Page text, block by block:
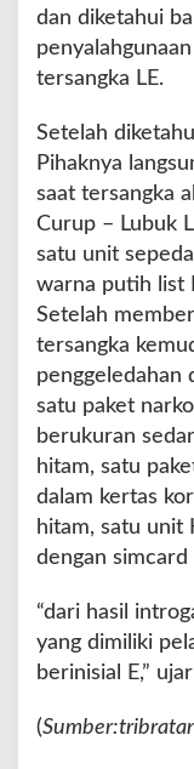
dan diketahui
tersangka LE.
Setelah
Pihaknya
saat tersangka
Curup – Lubuk
satu unit
warna putih list
Setelah
tersangka
penggeledahan
satu paket
berukuran
hitam, satu
dalam kertas
hitam, satu unit
dengan simcard
“dari hasil
yang dimiliki
berinisial E,”
(